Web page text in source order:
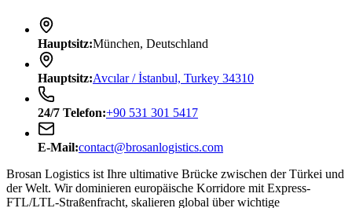
Hauptsitz:München, Deutschland
Hauptsitz:Avcılar / İstanbul, Turkey 34310
24/7 Telefon:+90 531 301 5417
E-Mail:contact@brosanlogistics.com
Brosan Logistics ist Ihre ultimative Brücke zwischen der Türkei und
der Welt. Wir dominieren europäische Korridore mit Express-
FTL/LTL-Straßenfracht, skalieren global über wichtige